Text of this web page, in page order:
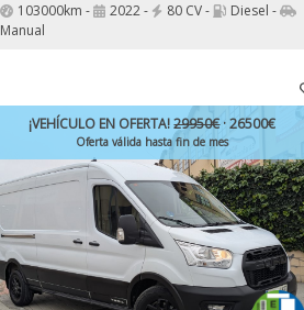
103000km - 2022 - 80 CV -
Diesel -
Manual
¡VEHÍCULO EN OFERTA!29950€· 26500€
Oferta válida hasta fin de mes